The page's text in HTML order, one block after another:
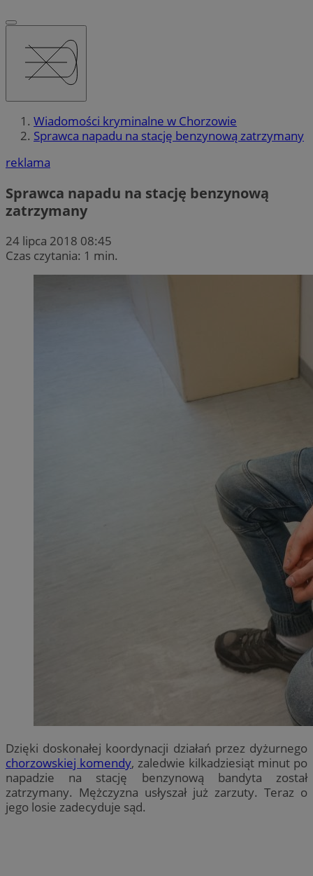
Wiadomości kryminalne w Chorzowie
Sprawca napadu na stację benzynową zatrzymany
reklama
Sprawca napadu na stację benzynową
zatrzymany
24 lipca 2018 08:45
Czas czytania: 1 min.
Dzięki doskonałej koordynacji działań przez dyżurnego
chorzowskiej komendy, zaledwie kilkadziesiąt minut po
napadzie na stację benzynową bandyta został
zatrzymany. Mężczyzna usłyszał już zarzuty. Teraz o
jego losie zadecyduje sąd.